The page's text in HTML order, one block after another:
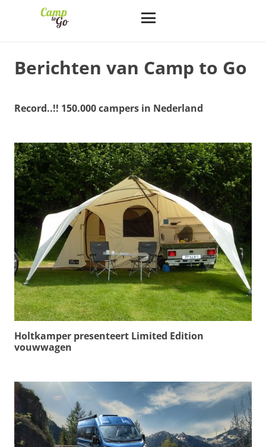
Berichten van Camp to Go
Record..!! 150.000 campers in Nederland
Holtkamper presenteert Limited Edition
vouwwagen